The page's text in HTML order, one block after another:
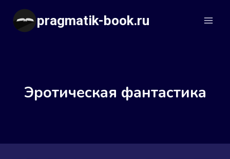
Перейти
содержимому
pragmatik-book.ru
Эротическая фантастика